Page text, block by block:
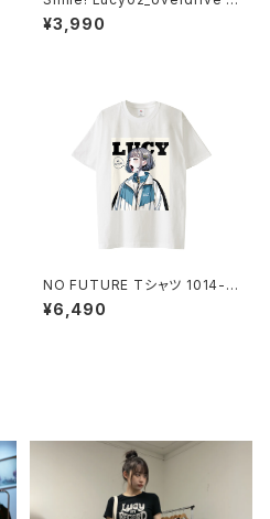
Phoneケース 1020-2411260
82
¥3,990
NO FUTURE Tシャツ 1014-2
30221296
¥6,490